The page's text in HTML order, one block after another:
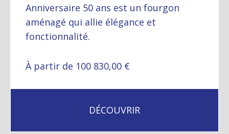
Anniversaire 50 ans est un fourgon
aménagé qui allie élégance et
fonctionnalité.
À partir de 100 830,00 €
DÉCOUVRIR